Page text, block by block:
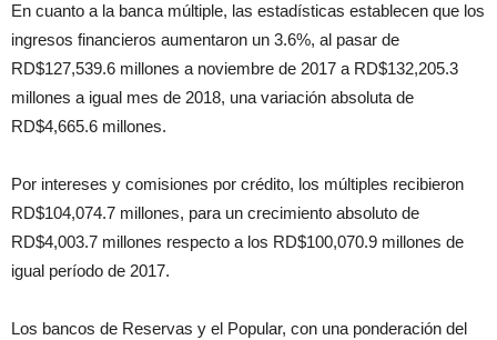
En cuanto a la banca múltiple, las estadísticas establecen que los
ingresos financieros aumentaron un 3.6%, al pasar de
RD$127,539.6 millones a noviembre de 2017 a RD$132,205.3
millones a igual mes de 2018, una variación absoluta de
RD$4,665.6 millones.
Por intereses y comisiones por crédito, los múltiples recibieron
RD$104,074.7 millones, para un crecimiento absoluto de
RD$4,003.7 millones respecto a los RD$100,070.9 millones de
igual período de 2017.
Los bancos de Reservas y el Popular, con una ponderación del